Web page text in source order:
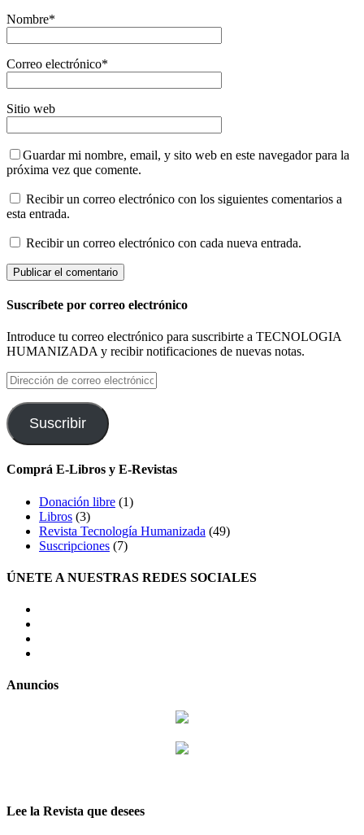
Nombre*
Correo electrónico*
Sitio web
Guardar mi nombre, email, y sito web en este navegador para la
próxima vez que comente.
Recibir un correo electrónico con los siguientes comentarios a
esta entrada.
Recibir un correo electrónico con cada nueva entrada.
Suscríbete por correo electrónico
Introduce tu correo electrónico para suscribirte a TECNOLOGIA
HUMANIZADA y recibir notificaciones de nuevas notas.
Dirección
de
correo
electrónico
Suscribir
Comprá E-Libros y E-Revistas
Donación libre (1)
Libros (3)
Revista Tecnología Humanizada (49)
Suscripciones (7)
ÚNETE A NUESTRAS REDES SOCIALES
Anuncios
Lee la Revista que desees